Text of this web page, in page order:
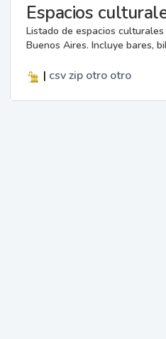
Espacios
Listado de espacios
Buenos Aires. Incluye bares,
| csvzip otro otro